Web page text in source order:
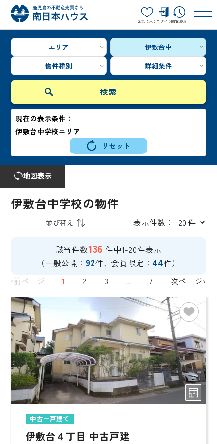
お気に入り ログイン閲覧履歴
エリア
伊敷台中
物件種別
詳細条件
現在の表示条件：
伊敷台中学校エリア
リセット
地図表示
伊敷台中学校の物件
表示件数：
該当件数136 件中1-20件表示
（一般公開： 92件、会員限定： 44件）
‹前ページ
1 2 3 ... 7 次ページ›
中古一戸建て
伊敷台４丁目 中古戸建